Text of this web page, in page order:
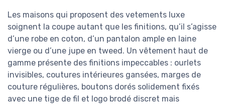
Les maisons qui proposent des vetements luxe
soignent la coupe autant que les finitions, qu’il s’agisse
d’une robe en coton, d’un pantalon ample en laine
vierge ou d’une jupe en tweed. Un vêtement haut de
gamme présente des finitions impeccables : ourlets
invisibles, coutures intérieures gansées, marges de
couture régulières, boutons dorés solidement fixés
avec une tige de fil et logo brodé discret mais